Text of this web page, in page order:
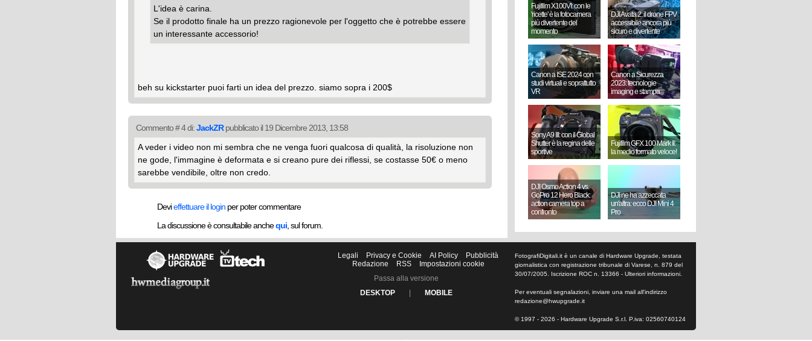
L'idea è carina.
Se il prodotto finale ha un prezzo ragionevole per l'oggetto che è potrebbe essere
un interessante accessorio!
beh su kickstarter puoi farti un idea del prezzo. siamo sopra i 200$
Commento # 4 di:JackZRpubblicato il 19 Dicembre 2013, 13:58
A veder i video non mi sembra che ne venga fuori qualcosa di qualità, la risoluzione non
ne gode, l'immagine è deformata e si creano pure dei riflessi, se costasse 50€ o meno
sarebbe vendibile, oltre non credo.
Devieffettuare il login per poter commentare
La discussione è consultabile anchequi , sul forum.
Fujifilm X100VI: con le
'ricette' è la fotocamera
più divertente del
momento
DJI Avata 2: il drone FPV
accessibile ancora più
sicuro e divertente
Canon a ISE 2024 con
studi virtuali e soprattutto
VR
Canon a Sicurezza
2023: tecnologie
imaging e stampa
Sony A9 III: con il Global
Shutter è la regina delle
sportive
Fujifilm GFX 100 Mark II:
la medio formato veloce!
DJI Osmo Action 4 vs.
GoPro 12 Hero Black:
action camera top a
confronto
DJI ne ha azzeccata
un'altra: ecco DJI Mini 4
Pro
Legali Privacy e Cookie AI Policy
Pubblicità
Redazione
RSS
Impostazioni cookie
Passa alla versione
DESKTOP
MOBILE
FotografiDigitali.it è un canale di Hardware Upgrade, testata
giornalistica con registrazione tribunale di Varese, n. 879 del
30/07/2005. Iscrizione ROC n. 13366 - Ulteriori informazioni
Per eventuali segnalazioni, inviare una mail all'indirizzo
redazione@hwupgrade.it
© 1997 - 2026 - Hardware Upgrade S.r.l. P.iva: 02560740124